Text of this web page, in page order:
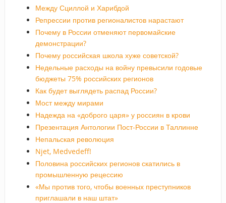
Между Сциллой и Харибдой
Репрессии против регионалистов нарастают
Почему в России отменяют первомайские
демонстрации?
Почему российская школа хуже советской?
Недельные расходы на войну превысили годовые
бюджеты 75% российских регионов
Как будет выглядеть распад России?
Мост между мирами
Надежда на «доброго царя» у россиян в крови
Презентация Антологии Пост-России в Таллинне
Непальская революция
Njet, Medvedeff!
Половина российских регионов скатились в
промышленную рецессию
«Мы против того, чтобы военных преступников
приглашали в наш штат»